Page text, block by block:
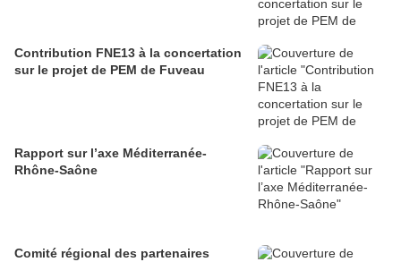
Contribution FNE13 à la concertation
sur le projet de PEM de Fuveau
Rapport sur l’axe Méditerranée-
Rhône-Saône
Comité régional des partenaires